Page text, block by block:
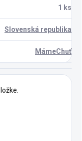
1 ks
Slovenská republika
MámeChuť